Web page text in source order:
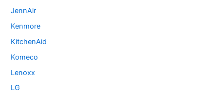
JennAir
Kenmore
KitchenAid
Komeco
Lenoxx
LG